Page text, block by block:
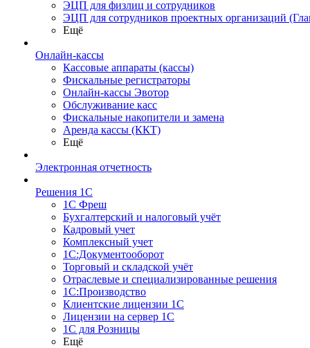
ЭЦП для физлиц и сотрудников
ЭЦП для сотрудников проектных организаций
Ещё
Онлайн-кассы
Кассовые аппараты (кассы)
Фискальные регистраторы
Онлайн-кассы Эвотор
Обслуживание касс
Фискальные накопители и замена
Аренда кассы (ККТ)
Ещё
Электронная отчетность
Решения 1С
1С Фреш
Бухгалтерский и налоговый учёт
Кадровый учет
Комплексный учет
1С:Документооборот
Торговый и складской учёт
Отраслевые и специализированные решения
1С:Производство
Клиентские лицензии 1С
Лицензии на сервер 1С
1С для Розницы
Ещё